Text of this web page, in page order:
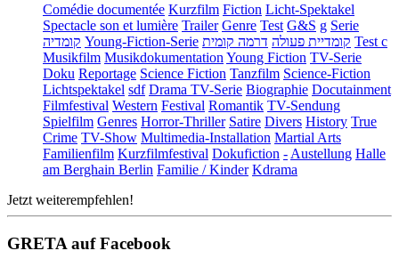
Comédie documentée Kurzfilm Fiction Licht-Spektakel
Spectacle son et lumière Trailer Genre Test G&S g Serie
קומדיה Young-Fiction-Serie קומדיית פעולה דרמה קומית
Test c
Musikfilm Musikdokumentation Young Fiction TV-Serie
Doku Reportage Science Fiction Tanzfilm Science-Fiction
Lichtspektakel sdf Drama TV-Serie Biographie Docutainment
Filmfestival Western Festival Romantik TV-Sendung
Spielfilm Genres Horror-Thriller Satire Divers History True
Crime TV-Show Multimedia-Installation Martial Arts
Familienfilm Kurzfilmfestival Dokufiction - Austellung Halle
am Berghain Berlin Familie / Kinder Kdrama
Jetzt weiterempfehlen!
GRETA auf Facebook